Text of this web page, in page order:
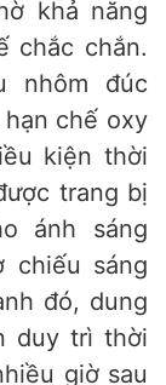
khả năng
chắc chắn.
nhôm đúc
chế oxy
kiện thời
trang bị
ánh sáng
chiếu sáng
đó, dung
duy trì thời
giờ sau